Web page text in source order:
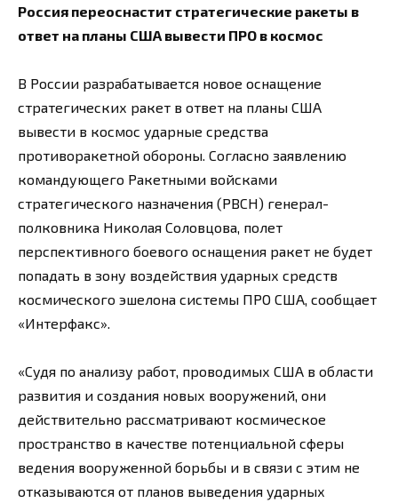
Россия переоснастит стратегические ракеты в
ответ на планы США вывести ПРО в космос
В России разрабатывается новое оснащение
стратегических ракет в ответ на планы США
вывести в космос ударные средства
противоракетной обороны. Согласно заявлению
командующего Ракетными войсками
стратегического назначения (РВСН) генерал-
полковника Николая Соловцова, полет
перспективного боевого оснащения ракет не будет
попадать в зону воздействия ударных средств
космического эшелона системы ПРО США, сообщает
«Интерфакс».
«Судя по анализу работ, проводимых США в области
развития и создания новых вооружений, они
действительно рассматривают космическое
пространство в качестве потенциальной сферы
ведения вооруженной борьбы и в связи с этим не
отказываются от планов выведения ударных